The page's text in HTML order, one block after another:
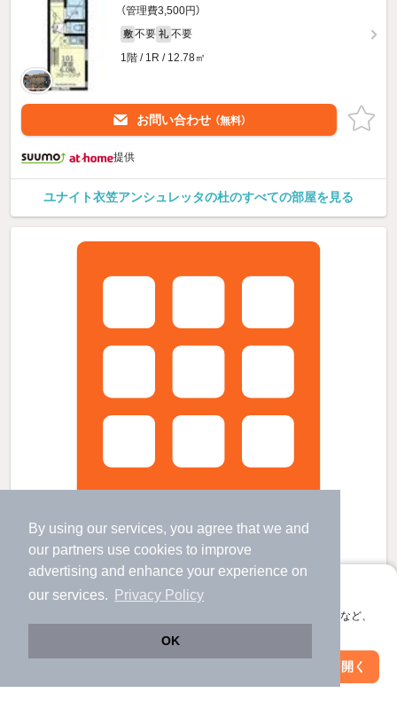
By using our services, you agree that we and
our partners use cookies to improve
advertising and enhance your experience on
our services.
Privacy Policy
OK
アプリに切り替えて、サクサクお部屋探し
会員登録なしですぐ使える。マップ検索やお気に入り保存など、
アプリを開く
（管理費3,500円）
敷 不要 礼 不要
1階 / 1R / 12.78㎡
お問い合わせ （無料）
提供
ユナイト衣笠アンシュレッタの杜のすべての部屋を見る
ユナイト上町ランドシュタイナーの賃貸物件
衣笠駅 歩27分 （横須賀線）
県立大学駅 歩
絞り込み条件を変更